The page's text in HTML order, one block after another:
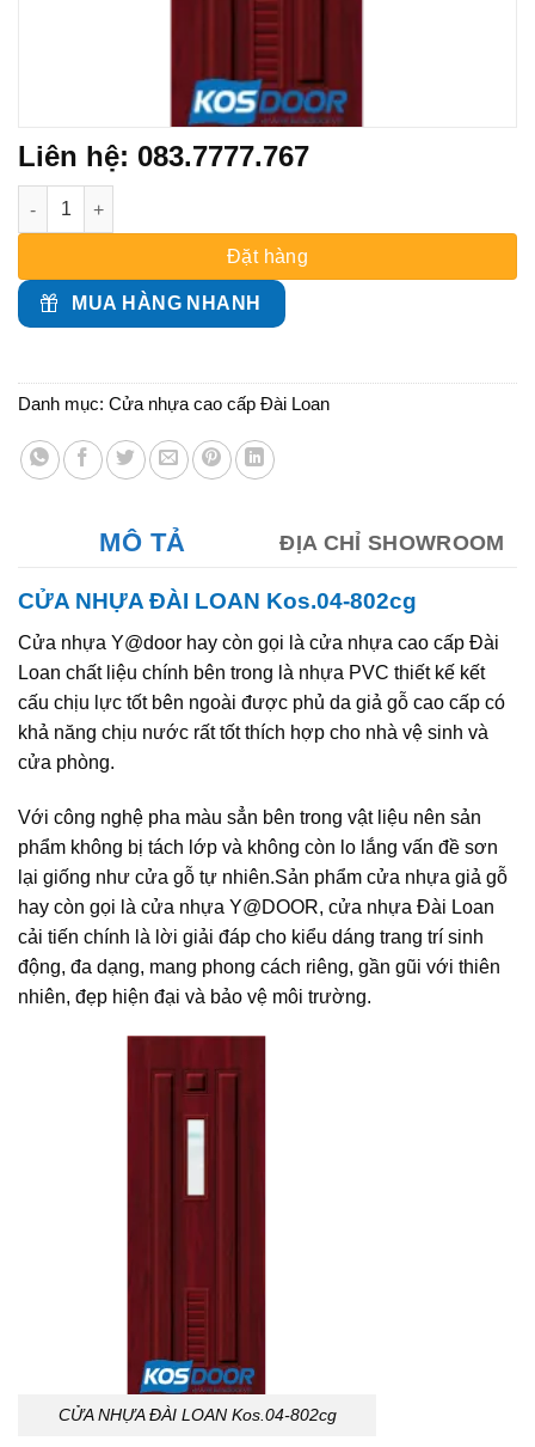
Liên hệ: 083.7777.767
CỬA NHỰA ĐÀI LOAN Kos.04-802cg số lượng
Đặt hàng
MUA HÀNG NHANH
Danh mục: Cửa nhựa cao cấp Đài Loan
MÔ TẢ ĐỊA CHỈ SHOWROOM
CỬA NHỰA ĐÀI LOAN Kos.04-802cg
Cửa nhựa Y@door hay còn gọi là cửa nhựa cao cấp Đài
Loan chất liệu chính bên trong là nhựa PVC thiết kế kết
cấu chịu lực tốt bên ngoài được phủ da giả gỗ cao cấp có
khả năng chịu nước rất tốt thích hợp cho nhà vệ sinh và
cửa phòng.
Với công nghệ pha màu sẳn bên trong vật liệu nên sản
phẩm không bị tách lớp và không còn lo lắng vấn đề sơn
lại giống như cửa gỗ tự nhiên.Sản phẩm cửa nhựa giả gỗ
hay còn gọi là cửa nhựa Y@DOOR, cửa nhựa Đài Loan
cải tiến chính là lời giải đáp cho kiểu dáng trang trí sinh
động, đa dạng, mang phong cách riêng, gần gũi với thiên
nhiên, đẹp hiện đại và bảo vệ môi trường.
CỬA NHỰA ĐÀI LOAN Kos.04-802cg